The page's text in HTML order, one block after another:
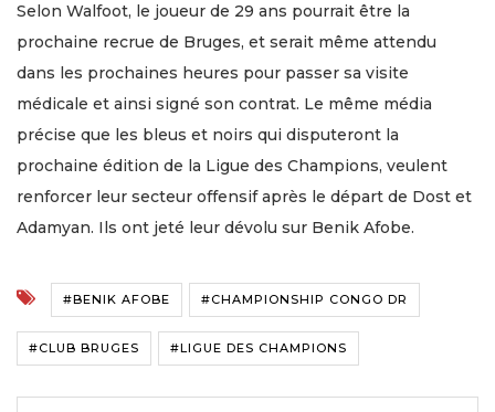
Selon Walfoot, le joueur de 29 ans pourrait être la
prochaine recrue de Bruges, et serait même attendu
dans les prochaines heures pour passer sa visite
médicale et ainsi signé son contrat. Le même média
précise que les bleus et noirs qui disputeront la
prochaine édition de la Ligue des Champions, veulent
renforcer leur secteur offensif après le départ de Dost et
Adamyan. Ils ont jeté leur dévolu sur Benik Afobe.
#BENIK AFOBE #CHAMPIONSHIP CONGO DR
#CLUB BRUGES #LIGUE DES CHAMPIONS